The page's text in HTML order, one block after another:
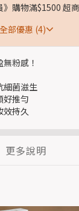
購物滿$1500 超
全部優惠 (4)
粉感！
細菌滋生
好推勻
持久
更多說明